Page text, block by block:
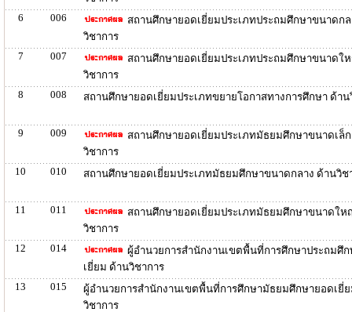
6
006
สถานศึกษายอดเยี่ยมประเภทประถมศึกษาขนาดก
วิชาการ
7
007
สถานศึกษายอดเยี่ยมประเภทประถมศึกษาขนาดใ
วิชาการ
8
008 สถานศึกษายอดเยี่ยมประเภทขยายโอกาสทางการศึกษา ด้าน
9 009
สถานศึกษายอดเยี่ยมประเภทมัธยมศึกษาขนาดเล็
วิชาการ
10
010 สถานศึกษายอดเยี่ยมประเภทมัธยมศึกษาขนาดกลาง ด้านวิช
11 011
สถานศึกษายอดเยี่ยมประเภทมัธยมศึกษาขนาดให
วิชาการ
12
014
ผู้อำนวยการสำนักงานเขตพื้นที่การศึกษาประถมศึ
เยี่ยม ด้านวิชาการ
13
015
ผู้อำนวยการสำนักงานเขตพื้นที่การศึกษามัธยมศึกษายอดเยี่
วิชาการ